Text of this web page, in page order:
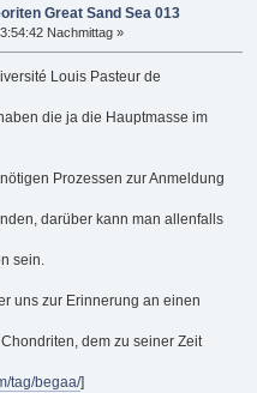
Great Sand Sea 013
Nachmittag »
Louis Pasteur de
die ja die Hauptmasse im
Prozessen zur Anmeldung
darüber kann man allenfalls
sein.
uns zur Erinnerung an einen
dem zu seiner Zeit
tag/begaa/]